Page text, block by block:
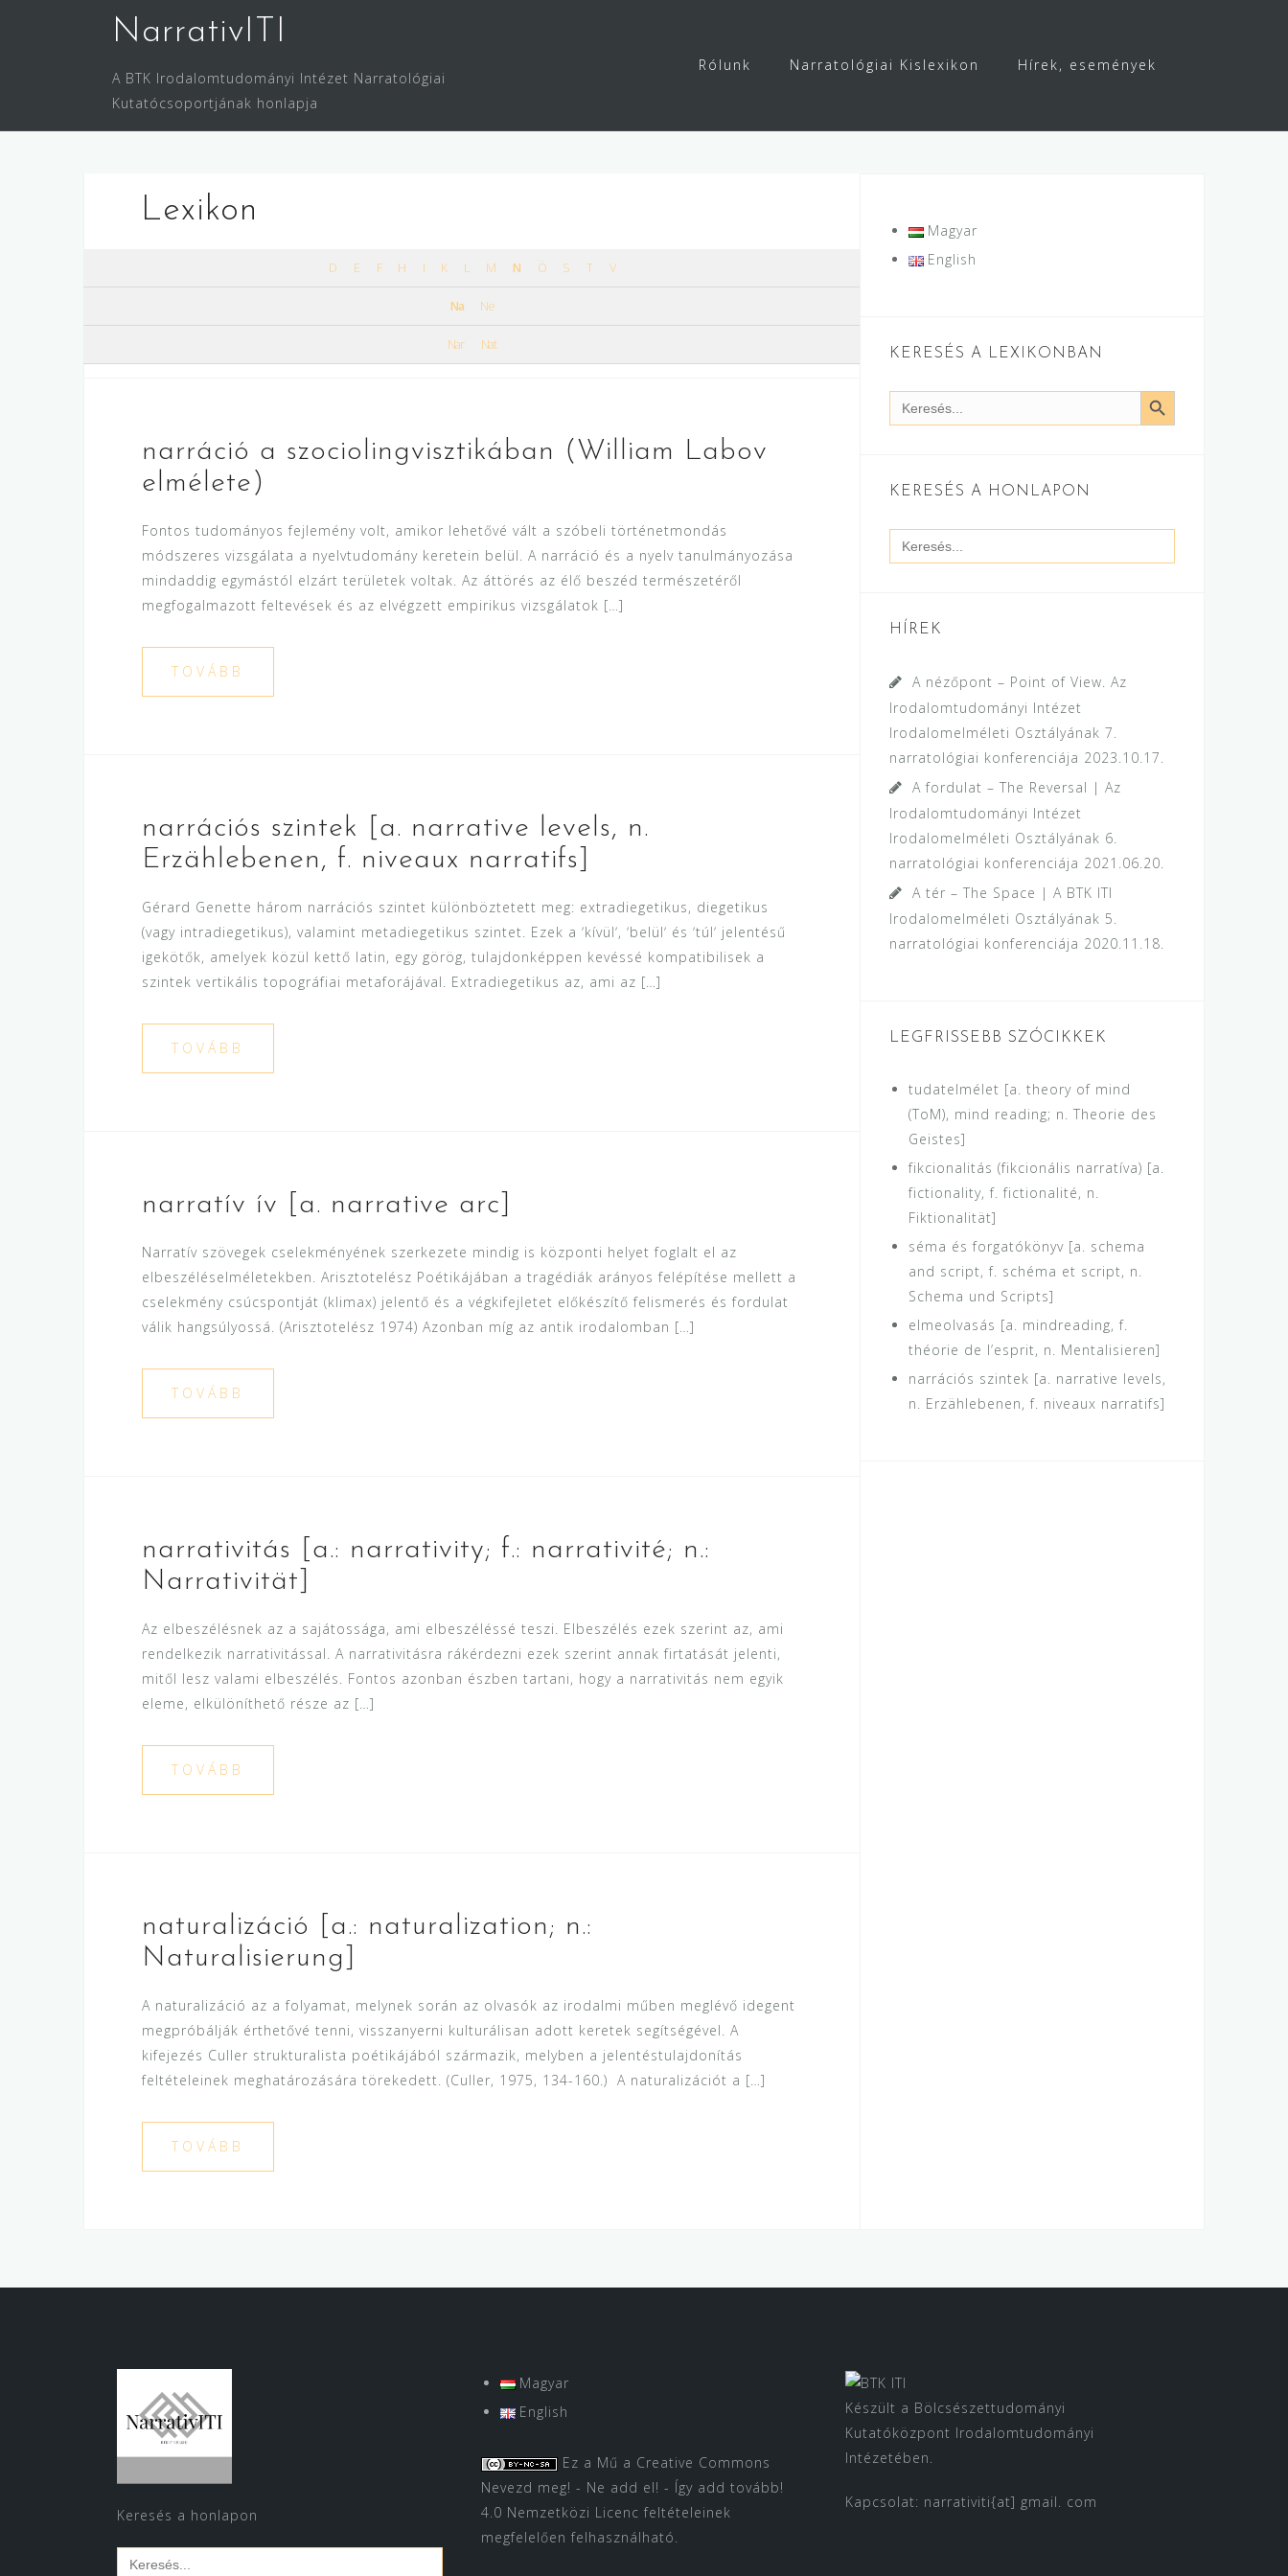
NarrativITI
A BTK Irodalomtudományi Intézet Narratológiai
Kutatócsoportjának honlapja
Rólunk Narratológiai Kislexikon Hírek, események
Lexikon
D E F H I K L M N Ö S T V
Na Ne
Nar Nat
narráció a szociolingvisztikában (William Labov
elmélete)
Fontos tudományos fejlemény volt, amikor lehetővé vált a szóbeli történetmondás
módszeres vizsgálata a nyelvtudomány keretein belül. A narráció és a nyelv tanulmányozása
mindaddig egymástól elzárt területek voltak. Az áttörés az élő beszéd természetéről
megfogalmazott feltevések és az elvégzett empirikus vizsgálatok […]
TOVÁBB
narrációs szintek [a. narrative levels, n.
Erzählebenen, f. niveaux narratifs]
Gérard Genette három narrációs szintet különböztetett meg: extradiegetikus, diegetikus
(vagy intradiegetikus), valamint metadiegetikus szintet. Ezek a ʼkívülʼ, ʼbelülʼ és ʼtúlʼ jelentésű
igekötők, amelyek közül kettő latin, egy görög, tulajdonképpen kevéssé kompatibilisek a
szintek vertikális topográfiai metaforájával. Extradiegetikus az, ami az […]
TOVÁBB
narratív ív [a. narrative arc]
Narratív szövegek cselekményének szerkezete mindig is központi helyet foglalt el az
elbeszéléselméletekben. Arisztotelész Poétikájában a tragédiák arányos felépítése mellett a
cselekmény csúcspontját (klimax) jelentő és a végkifejletet előkészítő felismerés és fordulat
válik hangsúlyossá. (Arisztotelész 1974) Azonban míg az antik irodalomban […]
TOVÁBB
narrativitás [a.: narrativity; f.: narrativité; n.:
Narrativität]
Az elbeszélésnek az a sajátossága, ami elbeszéléssé teszi. Elbeszélés ezek szerint az, ami
rendelkezik narrativitással. A narrativitásra rákérdezni ezek szerint annak firtatását jelenti,
mitől lesz valami elbeszélés. Fontos azonban észben tartani, hogy a narrativitás nem egyik
eleme, elkülöníthető része az […]
TOVÁBB
naturalizáció [a.: naturalization; n.:
Naturalisierung]
A naturalizáció az a folyamat, melynek során az olvasók az irodalmi műben meglévő idegent
megpróbálják érthetővé tenni, visszanyerni kulturálisan adott keretek segítségével. A
kifejezés Culler strukturalista poétikájából származik, melyben a jelentéstulajdonítás
feltételeinek meghatározására törekedett. (Culler, 1975, 134-160.) A naturalizációt a […]
TOVÁBB
Magyar
English
KERESÉS A LEXIKONBAN
Search
for:
SEARCH BUTTON
KERESÉS A HONLAPON
Search
for:
HÍREK
A nézőpont – Point of View. Az
Irodalomtudományi Intézet
Irodalomelméleti Osztályának 7.
narratológiai konferenciája 2023.10.17.
A fordulat – The Reversal | Az
Irodalomtudományi Intézet
Irodalomelméleti Osztályának 6.
narratológiai konferenciája 2021.06.20.
A tér – The Space | A BTK ITI
Irodalomelméleti Osztályának 5.
narratológiai konferenciája 2020.11.18.
LEGFRISSEBB SZÓCIKKEK
tudatelmélet [a. theory of mind
(ToM), mind reading; n. Theorie des
Geistes]
fikcionalitás (fikcionális narratíva) [a.
fictionality, f. fictionalité, n.
Fiktionalität]
séma és forgatókönyv [a. schema
and script, f. schéma et script, n.
Schema und Scripts]
elmeolvasás [a. mindreading, f.
théorie de l’esprit, n. Mentalisieren]
narrációs szintek [a. narrative levels,
n. Erzählebenen, f. niveaux narratifs]
Keresés a honlapon
Search
for:
Magyar
English
Ez a Mű a Creative Commons
Nevezd meg! - Ne add el! - Így add tovább!
4.0 Nemzetközi Licenc feltételeinek
megfelelően felhasználható.
Készült a Bölcsészettudományi
Kutatóközpont Irodalomtudományi
Intézetében.
Kapcsolat: narrativiti{at] gmail. com